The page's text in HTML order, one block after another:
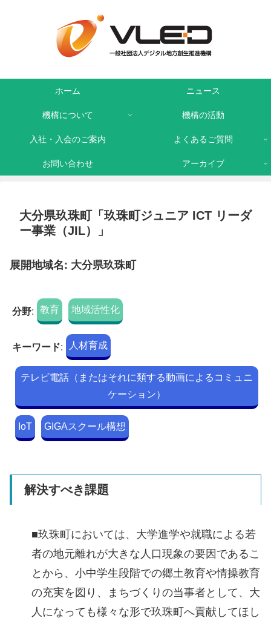
ホーム ニュース
機構について 機構の活動
入社・入会のご案内 よくあるご質問
お問い合わせ アーカイブ
大分県玖珠町「玖珠町ジュニア ICT リーダ
ー事業（JIL）」
展開地域名: 大分県玖珠町
分野: 教育 地域活性化
キーワード: 人材育成
テレビ電話（またはそれに類する動画によるコミュニ
ケーション）
IoT GIGAスクール構想
解決すべき課題
■玖珠町においては、大学進学や就職による若
者の地元離れが大きな人口現象の要因であるこ
とから、小中学生段階での郷土教育や情操教育
の充実を図り、まちづくりの当事者として、大
人になっても様々な形で玖珠町へ貢献してほし